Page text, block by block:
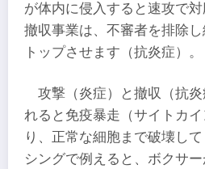
が体内に侵入すると速攻で対
撤収事業は、不審者を排除
トップさせます（抗炎症）。
攻撃（炎症）と撤収（抗
れると免疫暴走（サイトカ
り、正常な細胞まで破壊し
シングで例えると、ボクサ